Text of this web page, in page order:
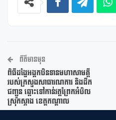
ព័ត៌មានមុន
ពិធីដង្ហែអង្គកឋិនទានមហាសាមគ្គី
របស់ក្រសួងសាធារណការ និងដឹក
ជញ្ជូន ឆ្ពោះទៅកាន់វត្តព្រែកអំបិល
ស្រុកស្អាង ខេត្តកណ្តាល